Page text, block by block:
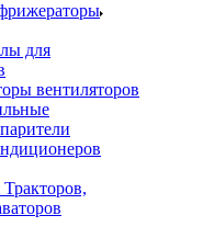
для
вентиляторов